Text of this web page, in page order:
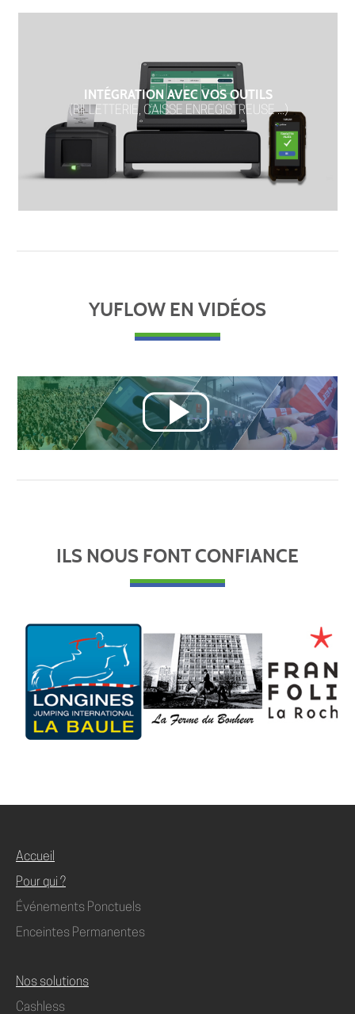
INTÉGRATION AVEC VOS OUTILS
(BILLETTERIE, CAISSE ENREGISTREUSE ...)
YUFLOW EN VIDÉOS
ILS NOUS FONT CONFIANCE
Accueil
Pour qui ?
Événements Ponctuels
Enceintes Permanentes
Nos solutions
Cashless